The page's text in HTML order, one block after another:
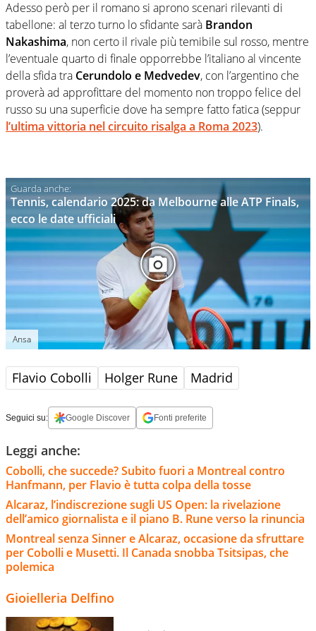
Adesso però per il romano si aprono scenari rilevanti di
tabellone: al terzo turno lo sfidante sarà Brandon
Nakashima, non certo il rivale più temibile sul rosso, mentre
l’eventuale quarto di finale opporrebbe l’italiano al vincente
della sfida tra Cerundolo e Medvedev, con l’argentino che
proverà ad approfittare del momento non troppo felice del
russo su una superficie dove ha sempre fatto fatica (seppur
l’ultima vittoria nel circuito risalga a Roma 2023).
Tennis, calendario 2025: da Melbourne alle ATP Finals,
ecco le date ufficiali
Ansa
Flavio Cobolli Holger Rune Madrid
Seguici su: Google Discover Fonti preferite
Leggi anche:
Cobolli, che succede? Subito fuori a Montreal contro
Hanfmann, per Flavio è tutta colpa della tosse
Alcaraz, l’indiscrezione sugli US Open: la rivelazione
dell’amico giornalista e il piano B. Rune verso la rinuncia
Montreal senza Sinner e Alcaraz, occasione da sfruttare
per Cobolli e Musetti. Il Canada snobba Tsitsipas, che
polemica
Gioielleria Delfino